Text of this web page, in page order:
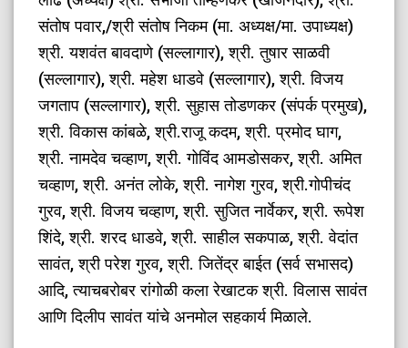
संतोष पवार,/श्री संतोष निकम (मा. अध्यक्ष/मा. उपाध्यक्ष)
श्री. यशवंत बावदाणे (सल्लागार), श्री. तुषार साळवी
(सल्लागार), श्री. महेश धाडवे (सल्लागार), श्री. विजय
जगताप (सल्लागार), श्री. सुहास तोडणकर (संपर्क प्रमुख),
श्री. विकास कांबळे, श्री.राजू कदम, श्री. प्रमोद घाग,
श्री. नामदेव चव्हाण, श्री. गोविंद आमडोसकर, श्री. अमित
चव्हाण, श्री. अनंत लोके, श्री. नागेश गुरव, श्री.गोपीचंद
गुरव, श्री. विजय चव्हाण, श्री. सुजित नार्वेकर, श्री. रूपेश
शिंदे, श्री. शरद धाडवे, श्री. साहील सकपाळ, श्री. वेदांत
सावंत, श्री परेश गुरव, श्री. जितेंद्र बाईत (सर्व सभासद)
आदि, त्याचबरोबर रांगोळी कला रेखाटक श्री. विलास सावंत
आणि दिलीप सावंत यांचे अनमोल सहकार्य मिळाले.